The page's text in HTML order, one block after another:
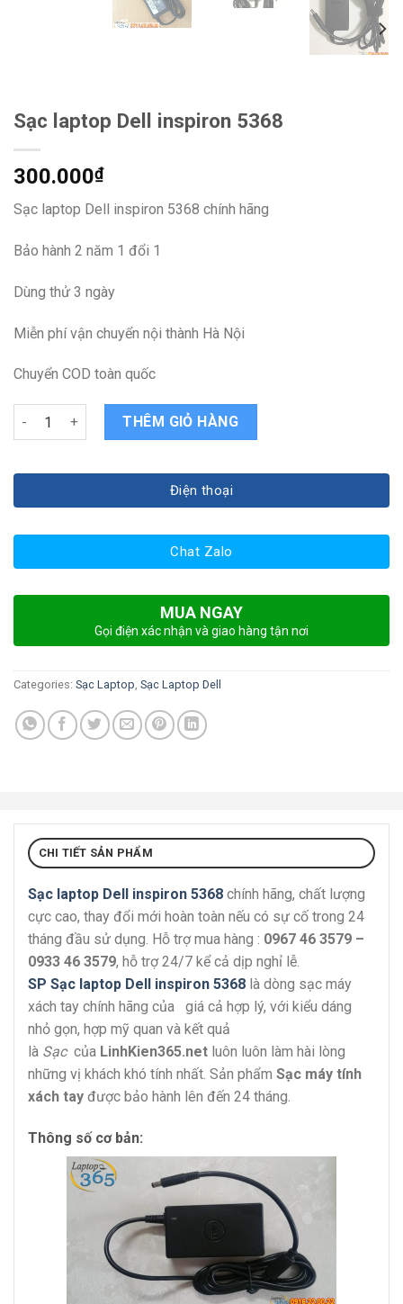
Sạc laptop Dell inspiron 5368
300.000₫
Sạc laptop Dell inspiron 5368 chính hãng
Bảo hành 2 năm 1 đổi 1
Dùng thử 3 ngày
Miễn phí vận chuyển nội thành Hà Nội
Chuyển COD toàn quốc
Sạc laptop Dell inspiron 5368 quantity
THÊM GIỎ HÀNG
Điện thoại
Chat Zalo
MUA NGAY
Gọi điện xác nhận và giao hàng tận nơi
Categories: Sạc Laptop, Sạc Laptop Dell
CHI TIẾT SẢN PHẨM
Sạc laptop Dell inspiron 5368 chính hãng, chất lượng
cực cao, thay đổi mới hoàn toàn nếu có sự cố trong 24
tháng đầu sử dụng. Hỗ trợ mua hàng : 0967 46 3579 –
0933 46 3579, hỗ trợ 24/7 kể cả dịp nghỉ lễ.
SP Sạc laptop Dell inspiron 5368 là dòng sạc máy
xách tay chính hãng của giá cả hợp lý, với kiểu dáng
nhỏ gọn, hợp mỹ quan và kết quả
là Sạc của LinhKien365.net luôn luôn làm hài lòng
những vị khách khó tính nhất. Sản phẩm Sạc máy tính
xách tay được bảo hành lên đến 24 tháng.
Thông số cơ bản: